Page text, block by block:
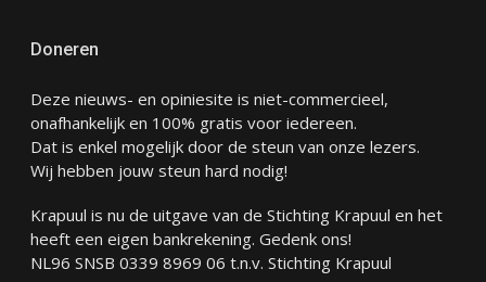
Doneren
Deze nieuws- en opiniesite is niet-commercieel,
onafhankelijk en 100% gratis voor iedereen.
Dat is enkel mogelijk door de steun van onze lezers.
Wij hebben jouw steun hard nodig!
Krapuul is nu de uitgave van de Stichting Krapuul en het
heeft een eigen bankrekening. Gedenk ons!
NL96 SNSB 0339 8969 06 t.n.v. Stichting Krapuul